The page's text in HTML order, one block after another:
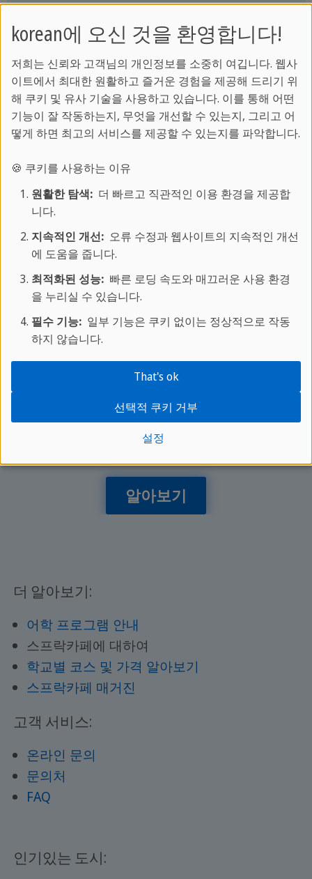
>>온라인테스트로!
korean / 성인 어학연수 / 성인 어학 코스 /
스페인어
/ 쿠바
영어, 스페인어, 독일어, 프랑스어, 이탈리아
어, 중국어, 아랍어 등
다양한 언어를실시간 온라인 LIVE 강의
배워보세요.
전문 강사진과 함께하는 스프락카페 온라인
코스는
경험을 제공합니다.
안정적인 학습 환경 속에서 효율적이고 체계
알아보기
더 알아보기:
어학 프로그램 안내
스프락카페에 대하여
학교별 코스 및 가격 알아보기
스프락카페 매거진
고객 서비스:
온라인 문의
문의처
FAQ
인기있는 도시:
korean에 오신 것을 환영합니다!
저희는 신뢰와 고객님의 개인정보를 소중히 여깁니다. 웹사
이트에서 최대한 원활하고 즐거운 경험을 제공해 드리기 위
해 쿠키 및 유사 기술을 사용하고 있습니다. 이를 통해 어떤
기능이 잘 작동하는지, 무엇을 개선할 수 있는지, 그리고 어
떻게 하면 최고의 서비스를 제공할 수 있는지를 파악합니다.
🍪 쿠키를 사용하는 이유
원활한 탐색:더 빠르고 직관적인 이용 환경을 제공합
니다.
지속적인 개선:오류 수정과 웹사이트의 지속적인 개선
에 도움을 줍니다.
최적화된 성능:빠른 로딩 속도와 매끄러운 사용 환경
을 누리실 수 있습니다.
필수 기능:일부 기능은 쿠키 없이는 정상적으로 작동
하지 않습니다.
설정
선택적 쿠키 거부
That's ok